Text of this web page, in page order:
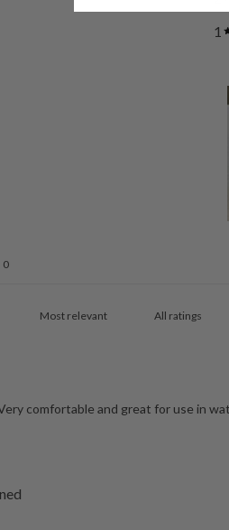
1
0
comfortable and great for use in